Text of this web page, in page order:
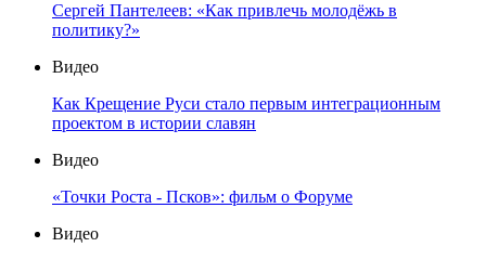
Сергей Пантелеев: «Как привлечь молодёжь в
политику?»
Видео
Как Крещение Руси стало первым интеграционным
проектом в истории славян
Видео
«Точки Роста - Псков»: фильм о Форуме
Видео